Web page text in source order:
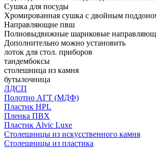
Сушка для посуды
Хромированная сушка с двойным
Направляющие пвш
Полновыдвижные шариковые
Дополнительно можно установить
лоток для стол. приборов
тандембоксы
столешница из камня
бутылочница
ЛДСП
Полотно АГТ (МДФ)
Пластик HPL
Пленка ПВХ
Пластик Alvic Luxe
Столешницы из искусственного камня
Столешницы из пластика